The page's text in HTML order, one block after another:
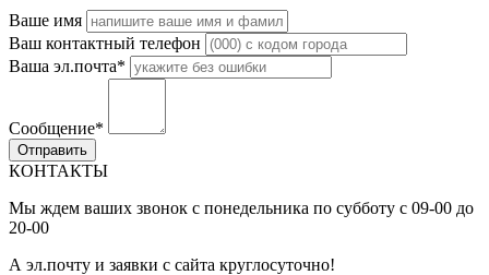
Ваше имя
Ваш контактный телефон
Ваша эл.почта*
Сообщение*
КОНТАКТЫ
Мы ждем ваших звонок с понедельника по субботу с 09-00 до
20-00
А эл.почту и заявки с сайта круглосуточно!